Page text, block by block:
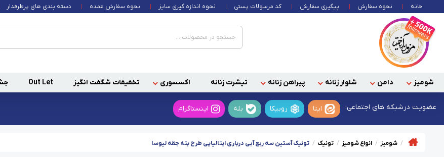
خانه نحوه سفارش پیگیری سفارش کد مرسولات پستی نحوه اندازه گیری سایز نحوه سفارش عمده دسته بندی های پرطرفدار
شومیز دامن شلوار زنانه پیراهن زنانه تیشرت زنانه اکسسوری تخفیفات شگفت انگیز Out Let
عضویت درشبکه های اجتماعی: ایتا روبیکا بله اینستاگرام
شومیز انواع شومیز تونیک تونیک آستین سه ربع آبی درباری ایتالیایی طرح بته جقه لیوسا